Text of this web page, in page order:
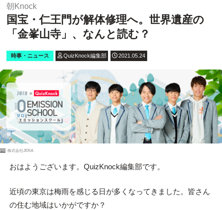
朝Knock
国宝・仁王門が解体修理へ。世界遺産の
「金峯山寺」、なんと読む？
時事・ニュース QuizKnock編集部 2021.05.24
PR 株式会社JERA
おはようございます。QuizKnock編集部です。
近頃の東京は梅雨を感じる日が多くなってきました。皆さん
の住む地域はいかがですか？